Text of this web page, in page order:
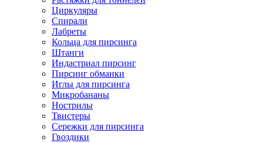
Циркуляры
Спирали
Лабреты
Кольца для пирсинга
Штанги
Индастриал пирсинг
Пирсинг обманки
Иглы для пирсинга
Микробананы
Нострилы
Твистеры
Сережки для пирсинга
Гвоздики